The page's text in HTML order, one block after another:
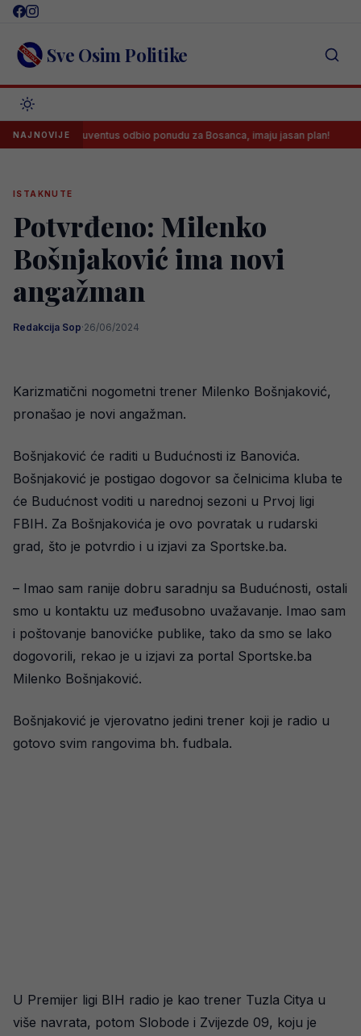
Skip
content Sve Osim Politike
NAJNOVIJE
Juventus odbio ponudu za Bosanca, imaju jasan plan!
ISTAKNUTE
Potvrđeno: Milenko
Bošnjaković ima novi
angažman
Redakcija Sop·26/06/2024
Karizmatični nogometni trener Milenko Bošnjaković,
pronašao je novi angažman.
Bošnjaković će raditi u Budućnosti iz Banovića.
Bošnjaković je postigao dogovor sa čelnicima kluba te
će Budućnost voditi u narednoj sezoni u Prvoj ligi
FBIH. Za Bošnjakovića je ovo povratak u rudarski
grad, što je potvrdio i u izjavi za Sportske.ba.
– Imao sam ranije dobru saradnju sa Budućnosti, ostali
smo u kontaktu uz međusobno uvažavanje. Imao sam
i poštovanje banovićke publike, tako da smo se lako
dogovorili, rekao je u izjavi za portal Sportske.ba
Milenko Bošnjaković.
Bošnjaković je vjerovatno jedini trener koji je radio u
gotovo svim rangovima bh. fudbala.
U Premijer ligi BIH radio je kao trener Tuzla Citya u
više navrata, potom Slobode i Zvijezde 09, koju je